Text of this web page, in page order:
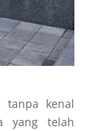
tanpa kenal
yang telah